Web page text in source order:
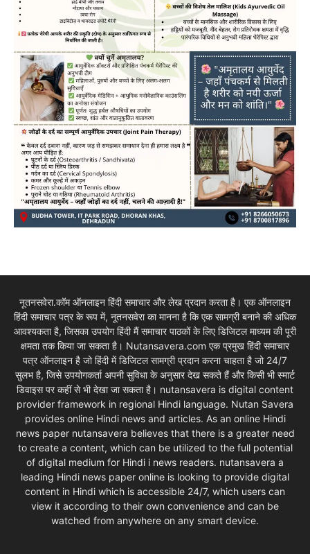
नूतनसवेरा.कॉम ऑनलाइन हिंदी समाचार और लेख प्रदान करता है। एक ऑनलाइन
हिंदी समाचार पत्र के रूप में, नूतनसवेरा का मानना है कि एक सामग्री बनाने की अधिक
आवश्यकता है, जिसका उपयोग हिंदी मैं समाचार पाठकों के लिए डिजिटल माध्यम की पूरी
क्षमता तक किया जा सकता है। Nutansavera.com एक प्रमुख हिंदी समाचार
पत्र ऑनलाइन है जो हिंदी में डिजिटल सामग्री प्रदान करना चाहता है जो 24/7
सुलभ है, जिसे उपयोगकर्ता अपनी सुविधा के अनुसार देख सकते हैं और किसी भी स्मार्ट
डिवाइस पर कहीं से भी देखा जा सकता है। nutansavera is digital content
provider framework in regional Hindi language. Nutan Savera
provides online Hindi news and articles. As an online Hindi
news paper nutansavera believes that there is a greater need
to create a content, which can be utilized to the full potential
of digital medium for Hindi i news readers. nutansavera a
leading Hindi news paper online is looking to provide digital
content in Hindi which is accessible 24/7, which users can
view it according to their own convenience and can be
watched from anywhere on any smart device.